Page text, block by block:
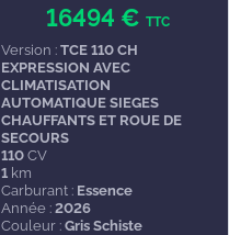
16494 € TTC
Version : TCE 110 CH
EXPRESSION AVEC
CLIMATISATION
AUTOMATIQUE SIEGES
CHAUFFANTS ET ROUE DE
SECOURS
110CV
1km
Carburant : Essence
Année : 2026
Couleur : Gris Schiste